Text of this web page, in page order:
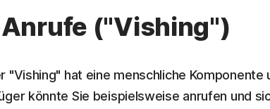
("Vishing")
"Vishing" hat eine menschliche Komponente
könnte Sie beispielsweise anrufen und